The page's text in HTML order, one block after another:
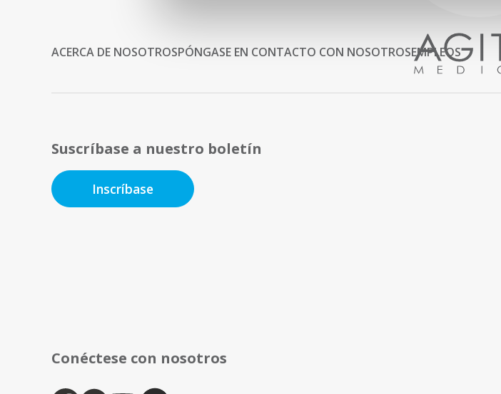
ACERCA DE NOSOTROSPÓNGASE EN CONTACTO CON NOSOTROSEMPLEOS
Suscríbase a nuestro boletín
Inscríbase
Conéctese con nosotros